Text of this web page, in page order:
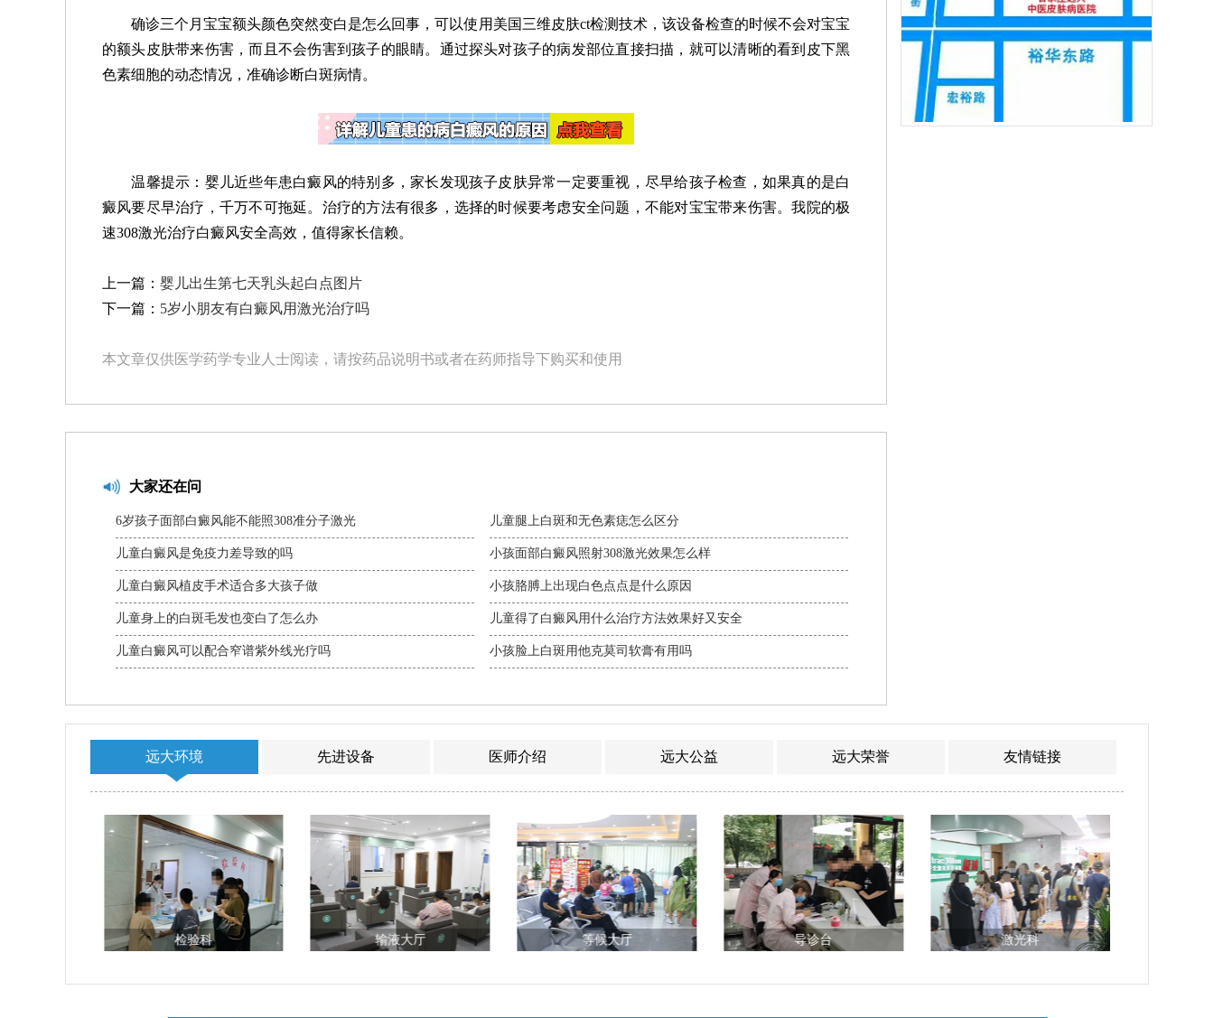
确诊三个月宝宝额头颜色突然变白是怎么回事，可以使用美国三维皮肤ct检测技术，该设备检查的时候不会对宝宝
的额头皮肤带来伤害，而且不会伤害到孩子的眼睛。通过探头对孩子的病发部位直接扫描，就可以清晰的看到皮下黑
色素细胞的动态情况，准确诊断白斑病情。
温馨提示：婴儿近些年患白癜风的特别多，家长发现孩子皮肤异常一定要重视，尽早给孩子检查，如果真的是白
癜风要尽早治疗，千万不可拖延。治疗的方法有很多，选择的时候要考虑安全问题，不能对宝宝带来伤害。我院的极
速308激光治疗白癜风安全高效，值得家长信赖。
上一篇： 婴儿出生第七天乳头起白点图片
下一篇： 5岁小朋友有白癜风用激光治疗吗
本文章仅供医学药学专业人士阅读，请按药品说明书或者在药师指导下购买和使用
大家还在问
6岁孩子面部白癜风能不能照308准分子激光
儿童白癜风是免疫力差导致的吗
儿童白癜风植皮手术适合多大孩子做
儿童身上的白斑毛发也变白了怎么办
儿童白癜风可以配合窄谱紫外线光疗吗
儿童腿上白斑和无色素痣怎么区分
小孩面部白癜风照射308激光效果怎么样
小孩胳膊上出现白色点点是什么原因
儿童得了白癜风用什么治疗方法效果好又安全
小孩脸上白斑用他克莫司软膏有用吗
制
远大环境 先进设备 医师介绍 远大公益 远大荣誉 友情链接
检验科 输液大厅 等候大厅 导诊台 激光科